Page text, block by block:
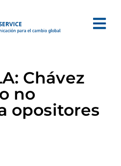
Chávez
no
opositores